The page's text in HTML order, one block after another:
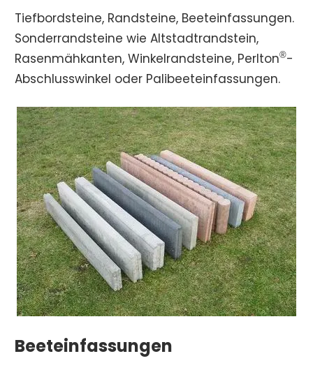
Tiefbordsteine, Randsteine, Beeteinfassungen.
Sonderrandsteine wie Altstadtrandstein,
Rasenmähkanten, Winkelrandsteine, Perlton®-
Abschlusswinkel oder Palibeeteinfassungen.
Beeteinfassungen